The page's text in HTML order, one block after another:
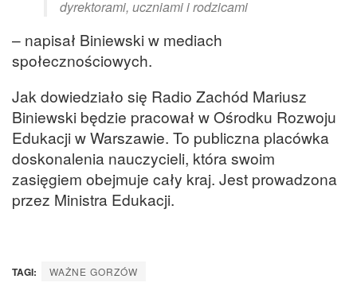
dyrektorami, uczniami i rodzicami
– napisał Biniewski w mediach
społecznościowych.
Jak dowiedziało się Radio Zachód Mariusz
Biniewski będzie pracował w Ośrodku Rozwoju
Edukacji w Warszawie. To publiczna placówka
doskonalenia nauczycieli, która swoim
zasięgiem obejmuje cały kraj. Jest prowadzona
przez Ministra Edukacji.
TAGI: WAŻNE GORZÓW